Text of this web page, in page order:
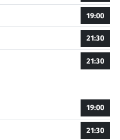
19:00
21:30
21:30
19:00
21:30